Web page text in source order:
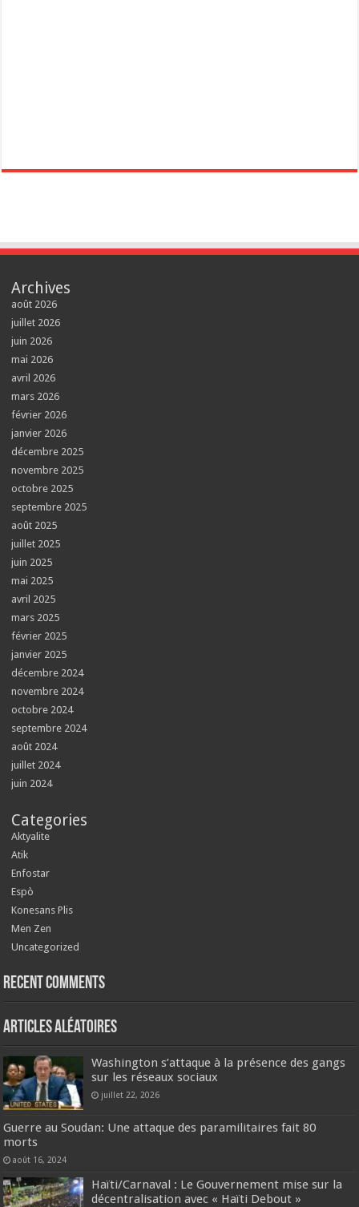
Archives
août 2026
juillet 2026
juin 2026
mai 2026
avril 2026
mars 2026
février 2026
janvier 2026
décembre 2025
novembre 2025
octobre 2025
septembre 2025
août 2025
juillet 2025
juin 2025
mai 2025
avril 2025
mars 2025
février 2025
janvier 2025
décembre 2024
novembre 2024
octobre 2024
septembre 2024
août 2024
juillet 2024
juin 2024
Categories
Aktyalite
Atik
Enfostar
Espò
Konesans Plis
Men Zen
Uncategorized
Recent Comments
Articles aléatoires
Washington s’attaque à la présence des gangs
sur les réseaux sociaux
juillet 22, 2026
Guerre au Soudan: Une attaque des paramilitaires fait 80
morts
août 16, 2024
‎Haïti/Carnaval : Le Gouvernement mise sur la
décentralisation avec « Haïti Debout »